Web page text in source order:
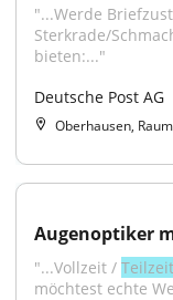
"...Werde
Sterkrade/
bieten:..."
Deutsche Post AG
Oberhausen, Raum
Augenoptiker
"...Vollzeit / Teilzeit
möchtest echte